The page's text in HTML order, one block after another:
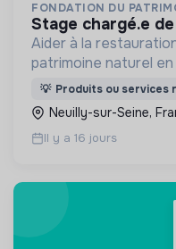
FONDATION DU
stage chargé.e
Aider à la
patrimoine naturel
💡 Produits ou services
Neuilly-sur-Seine,
Il y a 16 jours